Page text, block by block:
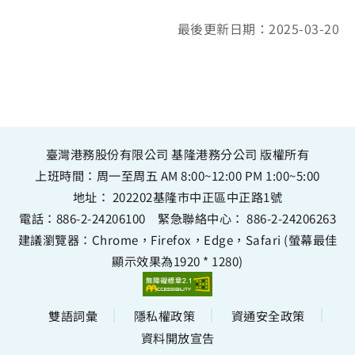
最後更新日期：2025-03-20
臺灣港務股份有限公司 基隆港務分公司 版權所有
上班時間：周一至周五 AM 8:00~12:00 PM 1:00~5:00
地址： 202202基隆市中正區中正路1號
電話： 886-2-24206100 緊急聯絡中心： 886-2-24206263
建議瀏覽器：Chrome，Firefox，Edge，Safari (螢幕最佳
顯示效果為1920 * 1280)
雙語詞彙 隱私權政策
資通安全政策
資料開放宣告